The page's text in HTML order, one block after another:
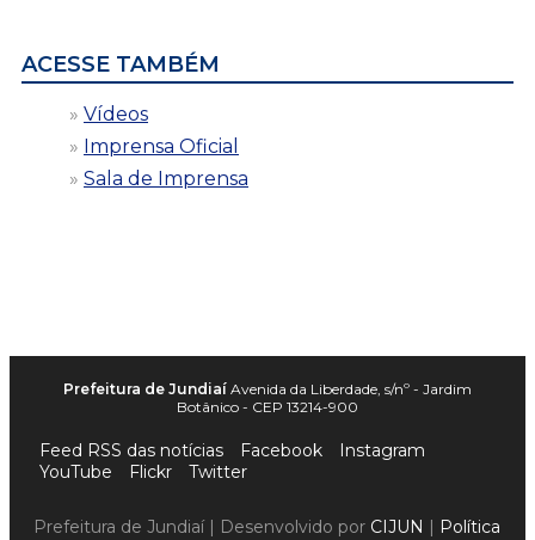
ACESSE TAMBÉM
Vídeos
Imprensa Oficial
Sala de Imprensa
Prefeitura de Jundiaí Avenida da Liberdade, s/nº - Jardim
Botânico - CEP 13214-900
Feed RSS das notícias Facebook
Instagram
YouTube
Flickr Twitter
Prefeitura de Jundiaí | Desenvolvido por CIJUN | Política